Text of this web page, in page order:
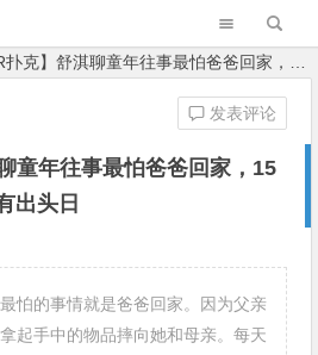
克】舒淇聊童年往事最怕爸爸回家，15岁离家10年苦熬才有出头日
童年往事最怕爸爸回家，15
出头日
发表评论
怕的事情就是爸爸回家。因为父亲
起手中的物品摔向她和母亲。每天